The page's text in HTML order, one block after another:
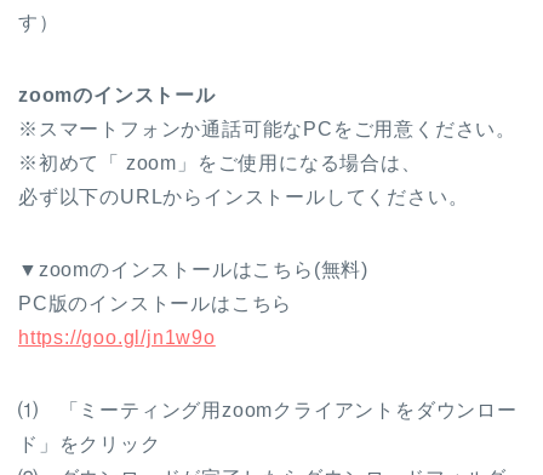
す）
zoomのインストール
※スマートフォンか通話可能なPCをご用意ください。
※初めて「 zoom」をご使用になる場合は、
必ず以下のURLからインストールしてください。
▼zoomのインストールはこちら(無料)
PC版のインストールはこちら
https://goo.gl/jn1w9o
⑴ 「ミーティング用zoomクライアントをダウンロー
ド」をクリック